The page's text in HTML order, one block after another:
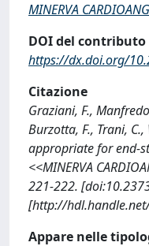
MINERVA
DOI del contributo
https://dx.doi.org/
Citazione
Graziani, F.,
Burzotta, F., Trani,
appropriate for end-
<<MINERVA
221-222.
[http://
Appare nelle